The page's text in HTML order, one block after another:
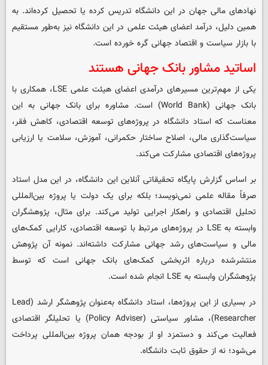
نهادهای مالی جهان در این دانشگاه تدریس کرده یا تحصیل کرده‌اند. به
همین دلیل، درآمد اعضای هیئت علمی در این دانشگاه نیز به‌طور مستقیم
با بازار سیاست و اقتصاد جهانی گره خورده است.
اساتید مشاور بانک جهانی هستند
یکی از مهم‌ترین مسیرهای درآمدی اعضای هیئت علمی LSE، همکاری با
بانک جهانی (World Bank) است. مشاوره برای بانک جهانی به این
معناست که استاد دانشگاه در پروژه‌های توسعه اقتصادی، کاهش فقر،
سیاست‌گذاری مالی، اصلاح ساختار حکمرانی، آموزش، سلامت یا ارزیابی
پروژه‌های اقتصادی مشارکت می‌کند.
بر اساس گزارش پایگاه تحقیقاتی آنلاین این دانشگاه، در این مدل استاد
صرفاً مقاله علمی نمی‌نویسد؛ بلکه برای یک دولت یا پروژه بین‌المللی
تحلیل اقتصادی و راهکار اجرایی تولید می‌کند. برای مثال، پژوهشگران
وابسته به LSE در پروژه‌های مرتبط با توسعه اقتصادی، کارایی کمک‌های
مالی و سیاست‌های رشد جهانی مشارکت داشته‌اند. نمونه آن پژوهش
منتشرشده درباره اثربخشی کمک‌های بانک جهانی است که توسط
پژوهشگران وابسته به LSE انجام شده است.
در بسیاری از این پروژه‌ها، استاد دانشگاه به‌عنوان پژوهشگر ارشد (Lead
Researcher)، مشاور سیاستی (Policy Adviser) یا تحلیلگر اقتصادی
فعالیت می‌کند و دستمزد او از بودجه همان پروژه بین‌المللی پرداخت
می‌شود؛ نه از حقوق ثابت دانشگاه.